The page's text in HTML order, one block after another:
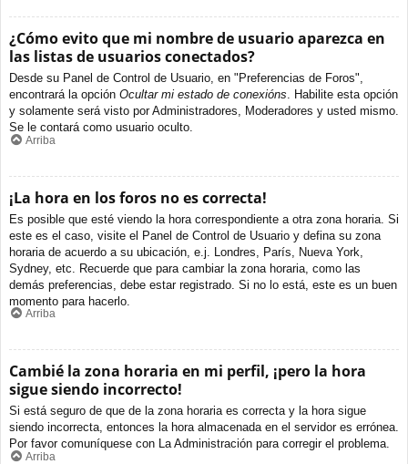
¿Cómo evito que mi nombre de usuario aparezca en
las listas de usuarios conectados?
Desde su Panel de Control de Usuario, en "Preferencias de Foros",
encontrará la opción Ocultar mi estado de conexións. Habilite esta opción
y solamente será visto por Administradores, Moderadores y usted mismo.
Se le contará como usuario oculto.
Arriba
¡La hora en los foros no es correcta!
Es posible que esté viendo la hora correspondiente a otra zona horaria. Si
este es el caso, visite el Panel de Control de Usuario y defina su zona
horaria de acuerdo a su ubicación, e.j. Londres, París, Nueva York,
Sydney, etc. Recuerde que para cambiar la zona horaria, como las
demás preferencias, debe estar registrado. Si no lo está, este es un buen
momento para hacerlo.
Arriba
Cambié la zona horaria en mi perfil, ¡pero la hora
sigue siendo incorrecto!
Si está seguro de que de la zona horaria es correcta y la hora sigue
siendo incorrecta, entonces la hora almacenada en el servidor es errónea.
Por favor comuníquese con La Administración para corregir el problema.
Arriba